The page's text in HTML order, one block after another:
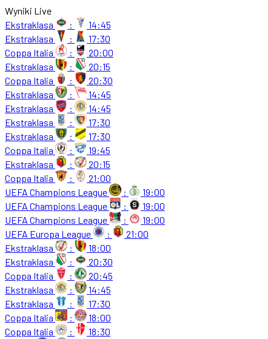
Wyniki Live
Ekstraklasa
:
14:45
Ekstraklasa
:
17:30
Coppa Italia
:
20:00
Ekstraklasa
:
20:15
Coppa Italia
:
20:30
Ekstraklasa
:
14:45
Ekstraklasa
:
14:45
Ekstraklasa
:
17:30
Ekstraklasa
:
17:30
Coppa Italia
:
19:45
Ekstraklasa
:
20:15
Coppa Italia
:
21:00
UEFA Champions League
:
19:00
UEFA Champions League
:
19:00
UEFA Champions League
:
19:00
UEFA Europa League
:
21:00
Ekstraklasa
:
18:00
Ekstraklasa
:
20:30
Coppa Italia
:
20:45
Ekstraklasa
:
14:45
Ekstraklasa
:
17:30
Coppa Italia
:
18:00
Coppa Italia
:
18:30